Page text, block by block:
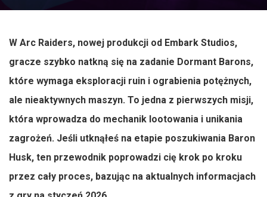
W Arc Raiders, nowej produkcji od Embark Studios,
gracze szybko natkną się na zadanie Dormant Barons,
które wymaga eksploracji ruin i ograbienia potężnych,
ale nieaktywnych maszyn. To jedna z pierwszych misji,
która wprowadza do mechanik lootowania i unikania
zagrożeń. Jeśli utknąłeś na etapie poszukiwania Baron
Husk, ten przewodnik poprowadzi cię krok po kroku
przez cały proces, bazując na aktualnych informacjach